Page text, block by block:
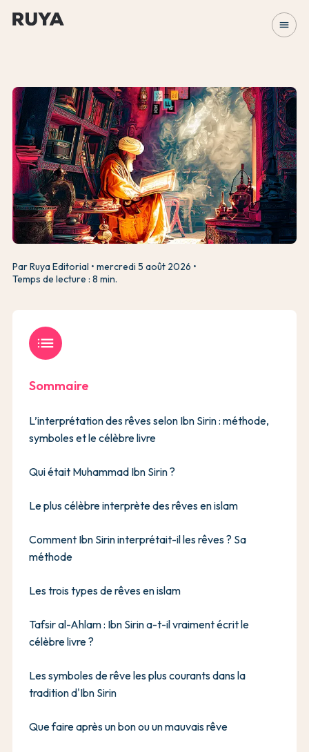
menu
Par Ruya Editorial
mercredi 5 août 2026
Temps de lecture : 8 min.
list
Sommaire
L’interprétation des rêves selon Ibn Sirin : méthode,
symboles et le célèbre livre
Qui était Muhammad Ibn Sirin ?
Le plus célèbre interprète des rêves en islam
Comment Ibn Sirin interprétait-il les rêves ? Sa
méthode
Les trois types de rêves en islam
Tafsir al-Ahlam : Ibn Sirin a-t-il vraiment écrit le
célèbre livre ?
Les symboles de rêve les plus courants dans la
tradition d'Ibn Sirin
Que faire après un bon ou un mauvais rêve